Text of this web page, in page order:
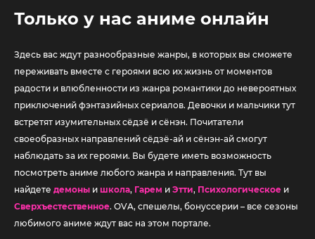
Только у нас аниме онлайн
Здесь вас ждут разнообразные жанры, в которых вы сможете
переживать вместе с героями всю их жизнь от моментов
радости и влюбленности из жанра романтики до невероятных
приключений фэнтазийных сериалов. Девочки и мальчики тут
встретят изумительных сёдзё и сёнэн. Почитатели
своеобразных направлений сёдзё-ай и сёнэн-ай смогут
наблюдать за их героями. Вы будете иметь возможность
посмотреть аниме любого жанра и направления. Тут вы
найдете демоны и школа, Гарем и Этти, Психологическое и
Сверхъестественное. OVA, спешелы, бонуссерии – все сезоны
любимого аниме ждут вас на этом портале.